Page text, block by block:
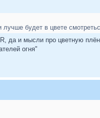
будет в цвете
да и мысли про цветную
огня"